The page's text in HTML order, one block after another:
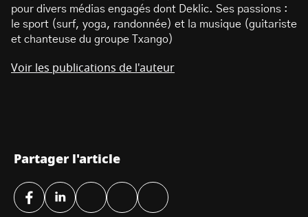
pour divers médias engagés dont Deklic. Ses passions :
le sport (surf, yoga, randonnée) et la musique (guitariste
et chanteuse du groupe Txango)
Voir les publications de l'auteur
Partager l'article